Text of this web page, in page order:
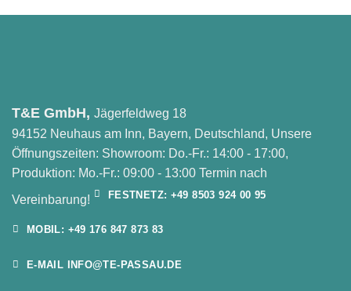
T&E GmbH, Jägerfeldweg 18
94152 Neuhaus am Inn, Bayern, Deutschland, Unsere
Öffnungszeiten: Showroom: Do.-Fr.: 14:00 - 17:00,
Produktion: Mo.-Fr.: 09:00 - 13:00 Termin nach
Vereinbarung!
FESTNETZ: +49 8503 924 00 95
MOBIL: +49 176 847 873 83
E-MAIL INFO@TE-PASSAU.DE